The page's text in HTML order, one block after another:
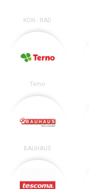
KON - RAD
Terno
BAUHAUS